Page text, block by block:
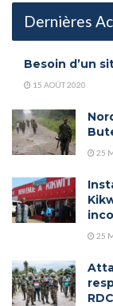
Dernières
Besoin d’un
15 AOÛT 2020
25
25
RDC